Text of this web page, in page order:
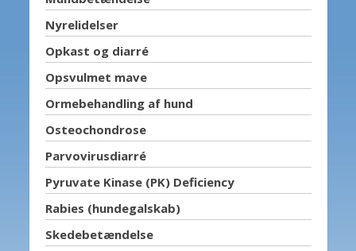
Nyrelidelser
Opkast og diarré
Opsvulmet mave
Ormebehandling af hund
Osteochondrose
Parvovirusdiarré
Pyruvate Kinase (PK) Deficiency
Rabies (hundegalskab)
Skedebetændelse